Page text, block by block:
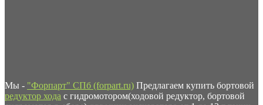
Мы - "Форпарт" СПб (forpart.ru) Предлагаем купить бортовой
редуктор хода с гидромотором(ходовой редуктор, бортовой